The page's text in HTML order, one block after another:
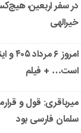
در سفر اربعین،
خیرالهی
امروز
است… + فیلم
میرباقری: قول و
سلمان فارسی بود